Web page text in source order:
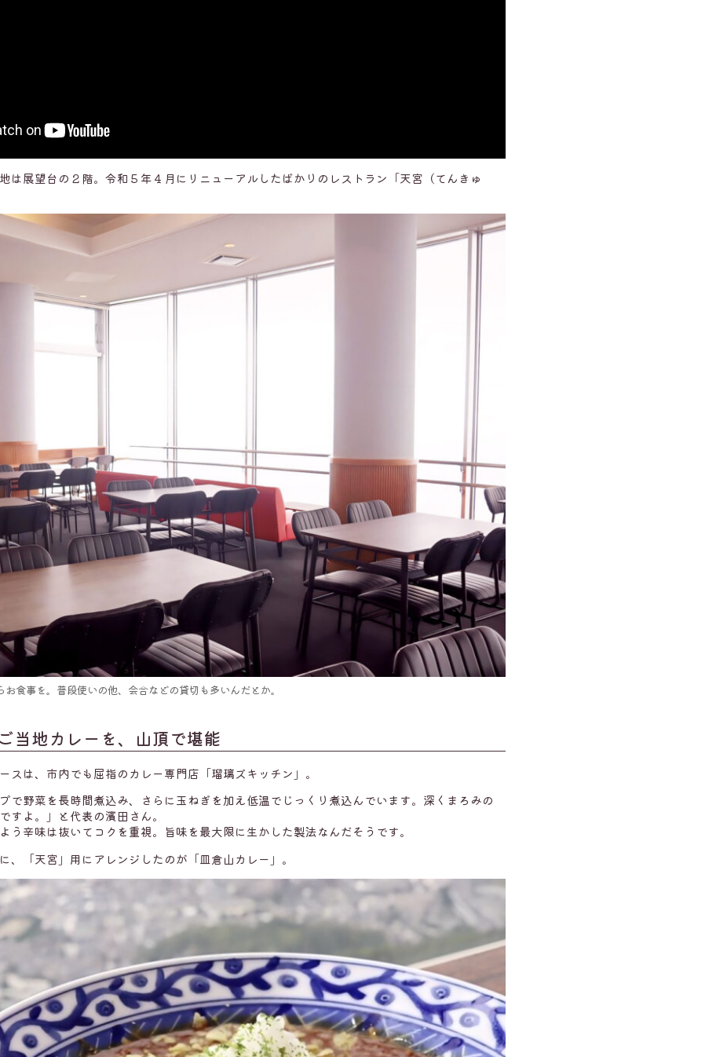
は展望台の２階。令和５年４月にリニューアルしたばかりのレストラン「天宮（てんきゅ
食事を。普段使いの他、会合などの貸切も多いんだとか。
当地カレーを、山頂で堪能
スは、市内でも屈指のカレー専門店「瑠璃ズキッチン」。
プで野菜を長時間煮込み、さらに玉ねぎを加え低温でじっくり煮込んでいます。深くまろみの
すよ。」と代表の濱田さん。
う辛味は抜いてコクを重視。旨味を最大限に生かした製法なんだそうです。
、「天宮」用にアレンジしたのが「皿倉山カレー」。